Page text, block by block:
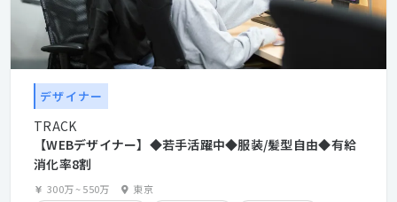
デザイナー
TRACK
【WEBデザイナー】◆若手活躍中◆服装/髪型自由◆有給
消化率8割
300万~550万 東京